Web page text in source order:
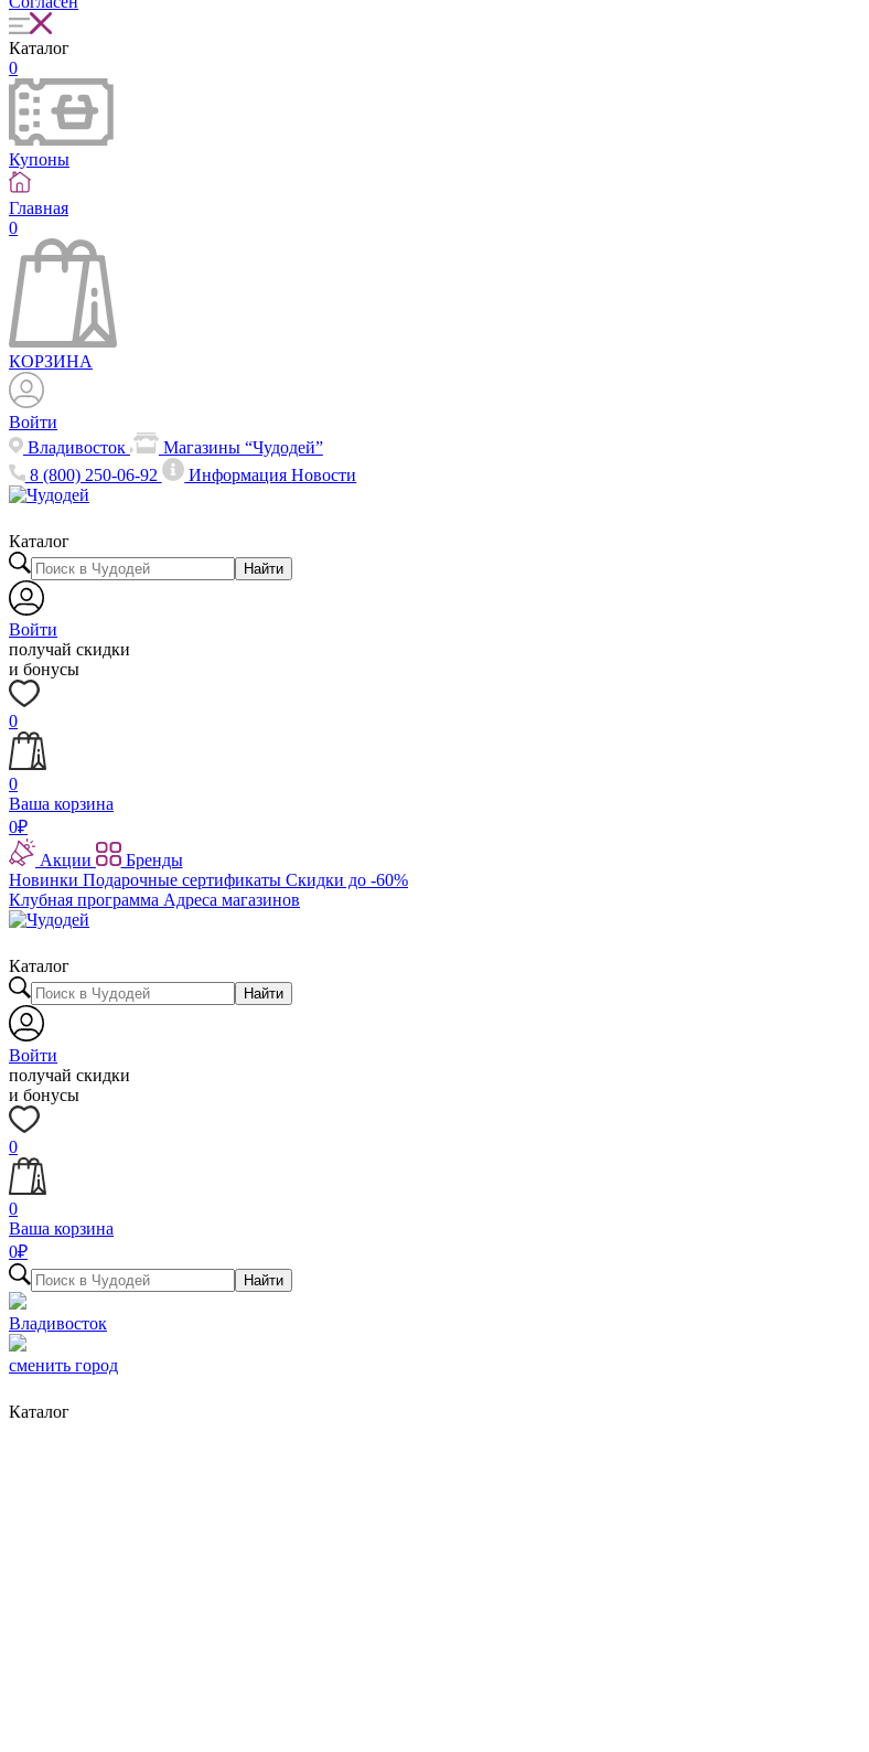
Каталог
0
Купоны
Главная
0
КОРЗИНА
Войти
Владивосток
Магазины “Чудодей”
8 (800) 250-06-92
ИнформацияНовости
Каталог
Найти
Войти
получай скидки
и бонусы
0
0
Ваша корзина
0₽
Акции
Бренды
Новинки Подарочные сертификаты Скидки до -60%
Клубная программа Адреса магазинов
Каталог
Найти
Войти
получай скидки
и бонусы
0
0
Ваша корзина
0₽
Найти
Владивосток
сменить город
Каталог